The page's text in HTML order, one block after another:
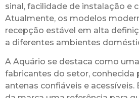
sinal, facilidade de instalação e
Atualmente, os modelos
recepção estável em alta
a diferentes ambientes
A Aquário se destaca como
fabricantes do setor, conhecida
antenas confiáveis e acessíveis.